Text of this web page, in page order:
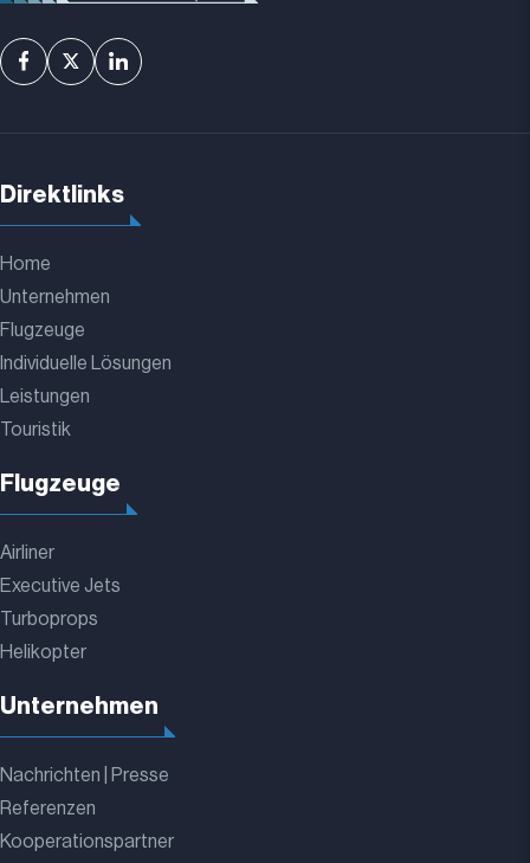
Direktlinks
Home
Unternehmen
Flugzeuge
Individuelle Lösungen
Leistungen
Touristik
Flugzeuge
Airliner
Executive Jets
Turboprops
Helikopter
Unternehmen
Nachrichten | Presse
Referenzen
Kooperationspartner